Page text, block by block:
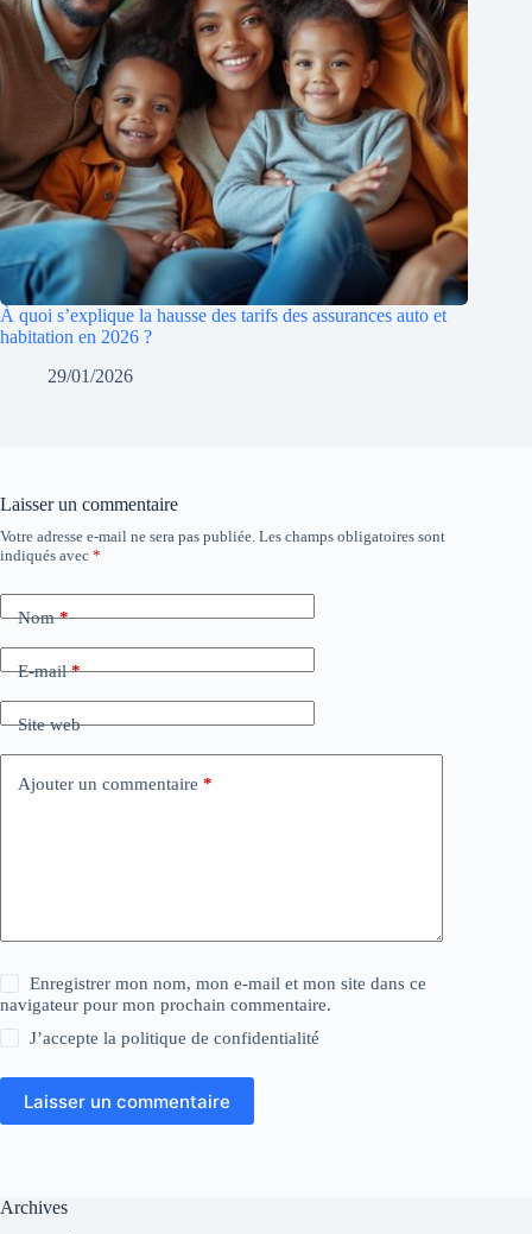
À quoi s’explique la hausse des tarifs des assurances auto et
habitation en 2026 ?
29/01/2026
Laisser un commentaire
Votre adresse e-mail ne sera pas publiée. Les champs obligatoires sont
indiqués avec *
Nom*
E-mail*
Site web
Ajouter un commentaire *
Enregistrer mon nom, mon e-mail et mon site dans ce
navigateur pour mon prochain commentaire.
J’accepte lapolitique de confidentialité
Laisser un commentaire
Archives